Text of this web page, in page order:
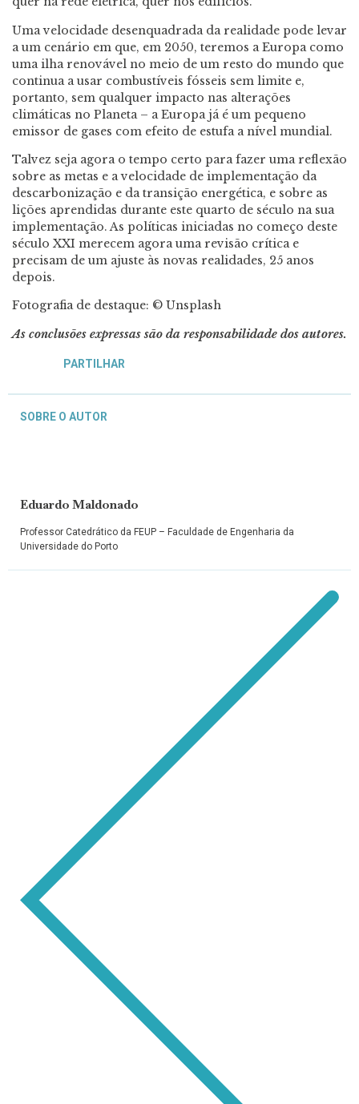
Uma velocidade desenquadrada da realidade pode levar
a um cenário em que, em 2050, teremos a Europa como
uma ilha renovável no meio de um resto do mundo que
continua a usar combustíveis fósseis sem limite e,
portanto, sem qualquer impacto nas alterações
climáticas no Planeta – a Europa já é um pequeno
emissor de gases com efeito de estufa a nível mundial.
Talvez seja agora o tempo certo para fazer uma reflexão
sobre as metas e a velocidade de implementação da
descarbonização e da transição energética, e sobre as
lições aprendidas durante este quarto de século na sua
implementação. As políticas iniciadas no começo deste
século XXI merecem agora uma revisão crítica e
precisam de um ajuste às novas realidades, 25 anos
depois.
Fotografia de destaque: © Unsplash
As conclusões expressas são da responsabilidade dos autores.
PARTILHAR
SOBRE O AUTOR
Eduardo Maldonado
Professor Catedrático da FEUP – Faculdade de Engenharia da
Universidade do Porto